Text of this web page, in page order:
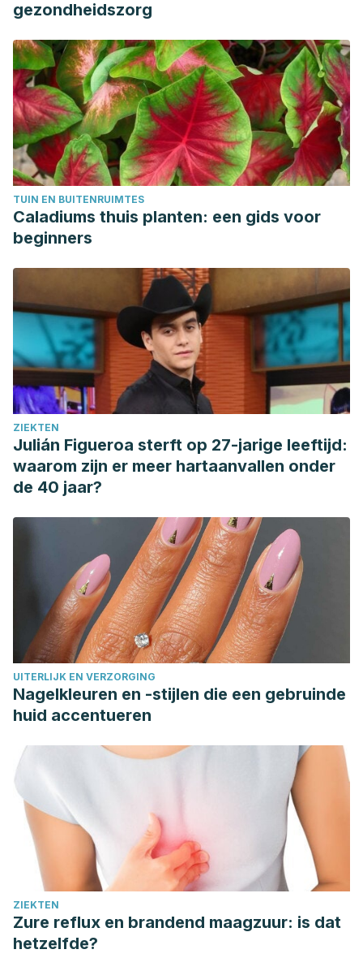
recambio plasmático como herramienta terapéutica en la
práctica clínica. FARMACIA HOSPITALARIA, 1, 16–19.
https://doi.org/10.7399/fh.10845
gezondheidszorg
TUIN EN BUITENRUIMTES
Caladiums thuis planten: een gids voor
beginners
ZIEKTEN
Julián Figueroa sterft op 27-jarige leeftijd:
waarom zijn er meer hartaanvallen onder
de 40 jaar?
UITERLIJK EN VERZORGING
Nagelkleuren en -stijlen die een gebruinde
huid accentueren
ZIEKTEN
Zure reflux en brandend maagzuur: is dat
hetzelfde?